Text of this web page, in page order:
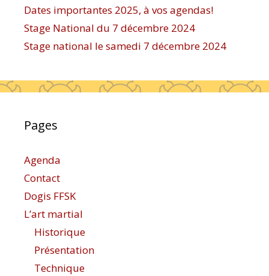
Dates importantes 2025, à vos agendas!
Stage National du 7 décembre 2024
Stage national le samedi 7 décembre 2024
Pages
Agenda
Contact
Dogis FFSK
L’art martial
Historique
Présentation
Technique